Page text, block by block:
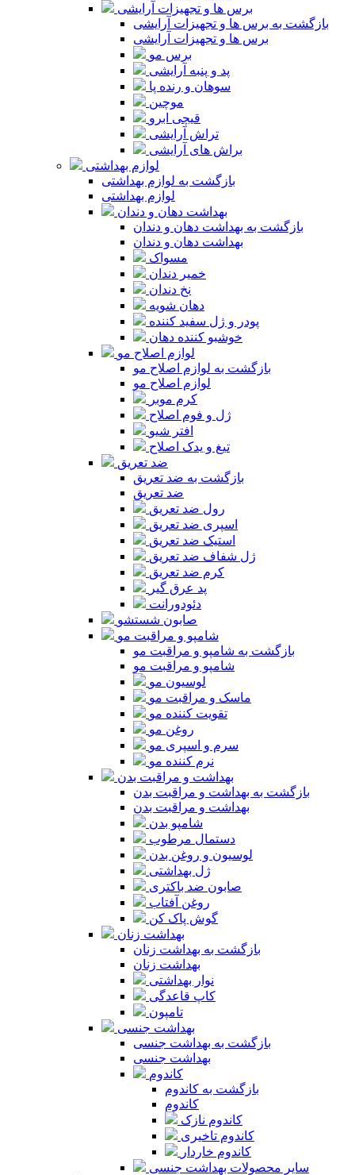
برس ها و تجهیزات آرایشی
بازگشت به برس ها و تجهیزات آرایشی
برس ها و تجهیزات آرایشی
برس مو
پد و پنبه آرایشی
سوهان و رنده پا
موچین
قیچی ابرو
تراش آرایشی
براش های آرایشی
لوازم بهداشتی
بازگشت به لوازم بهداشتی
لوازم بهداشتی
بهداشت دهان و دندان
بازگشت به بهداشت دهان و دندان
بهداشت دهان و دندان
مسواک
خمیر دندان
نخ دندان
دهان شویه
پودر و ژل سفید کننده
خوشبو کننده دهان
لوازم اصلاح مو
بازگشت به لوازم اصلاح مو
لوازم اصلاح مو
کرم موبر
ژل و فوم اصلاح
افتر شیو
تیغ و یدک اصلاح
ضد تعریق
بازگشت به ضد تعریق
ضد تعریق
رول ضد تعریق
اسپری ضد تعریق
استیک ضد تعریق
ژل شفاف ضد تعریق
کرم ضد تعریق
پد عرق گیر
دئودورانت
صابون شستشو
شامپو و مراقبت مو
بازگشت به شامپو و مراقبت مو
شامپو و مراقبت مو
لوسیون مو
ماسک و مراقبت مو
تقویت کننده مو
روغن مو
سرم و اسپری مو
نرم کننده مو
بهداشت و مراقبت بدن
بازگشت به بهداشت و مراقبت بدن
بهداشت و مراقبت بدن
شامپو بدن
دستمال مرطوب
لوسیون و روغن بدن
ژل بهداشتی
صابون ضد باکتری
روغن آفتاب
گوش پاک کن
بهداشت زنان
بازگشت به بهداشت زنان
بهداشت زنان
نوار بهداشتی
کاپ قاعدگی
تامپون
بهداشت جنسی
بازگشت به بهداشت جنسی
بهداشت جنسی
کاندوم
بازگشت به کاندوم
کاندوم
کاندوم نازک
کاندوم تاخیری
کاندوم خاردار
سایر محصولات بهداشت جنسی